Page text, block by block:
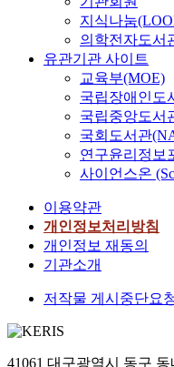
지식나눔
의학전자도서
유관기관 사이트
교육부(MOE)
국립장애인도
국립중앙도서
국회도서관
연구윤리정보
사이언스온
이용약관
개인정보처리방침
개인정보 재동의
기관소개
저작물 게시중단요
41061 대구광역시 동구